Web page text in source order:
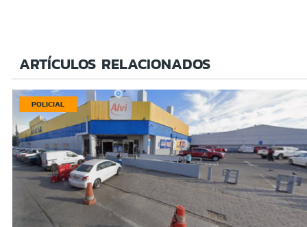
ARTÍCULOS RELACIONADOS
POLICIAL